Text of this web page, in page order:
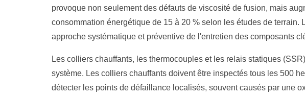
provoque non seulement des défauts de viscosité de fusion, mais
consommation énergétique de 15 à 20 % selon les études de terrain.
approche systématique et préventive de l'entretien des composants
Les colliers chauffants, les thermocouples et les relais statiques
système. Les colliers chauffants doivent être inspectés tous les 500
détecter les points de défaillance localisés, souvent causés par une